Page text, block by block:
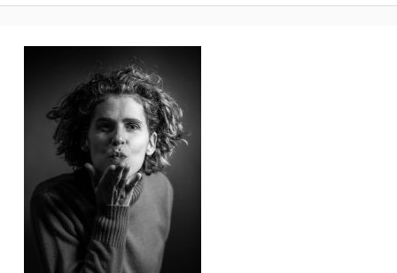
latérale
principale